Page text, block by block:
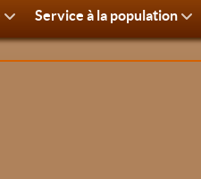
Service à la population